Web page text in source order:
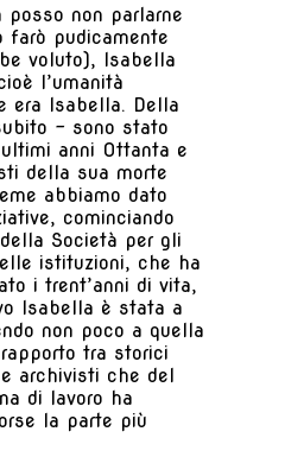
posso non parlarne
farò pudicamente
voluto), Isabella
l’umanità
era Isabella. Della
– sono stato
anni Ottanta e
della sua morte
abbiamo dato
cominciando
Società per gli
istituzioni, che ha
i trent’anni di vita,
Isabella è stata a
non poco a quella
tra storici
archivisti che del
di lavoro ha
la parte più